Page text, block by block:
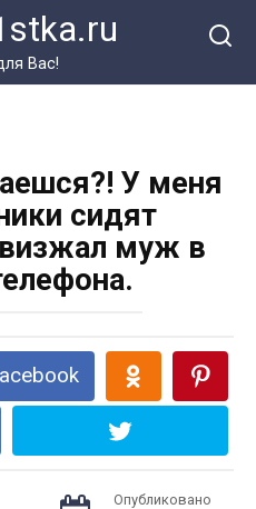
Вас!
У меня
сидят
муж в
Опубликовано